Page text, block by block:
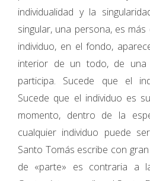
individualidad y la
singular, una persona, es
individuo, en el fondo,
interior de un todo, de
participa. Sucede que el
Sucede que el individuo es
momento, dentro de la
cualquier individuo puede
Santo Tomás escribe con
de «parte» es contraria a